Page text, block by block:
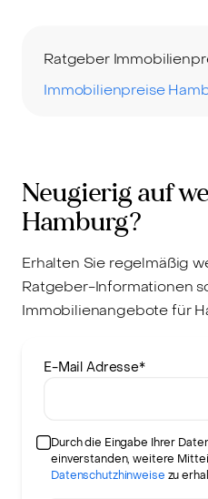
Ratgeber
Immobilienpreise
Neugierig auf
Hamburg?
Erhalten Sie regelmäßig
Ratgeber-Informationen
Immobilienangebote für
E-Mail Adresse*
Durch die Eingabe Ihrer
einverstanden, weitere
Datenschutzhinweise zu